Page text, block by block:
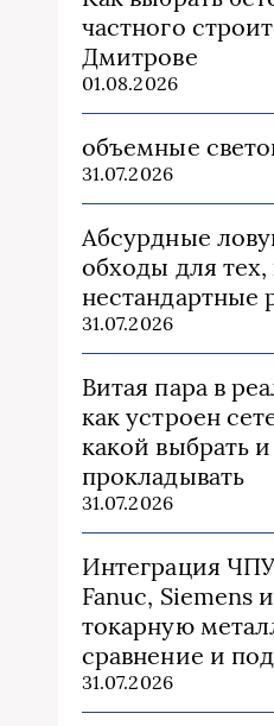
частного
Дмитрове
01.08.2026
объемные
31.07.2026
Абсурдные
обходы для
нестандартные
31.07.2026
Витая пара в
как устроен
какой выбрать и
прокладывать
31.07.2026
Интеграция
Fanuc, Siemens
токарную
сравнение и
31.07.2026